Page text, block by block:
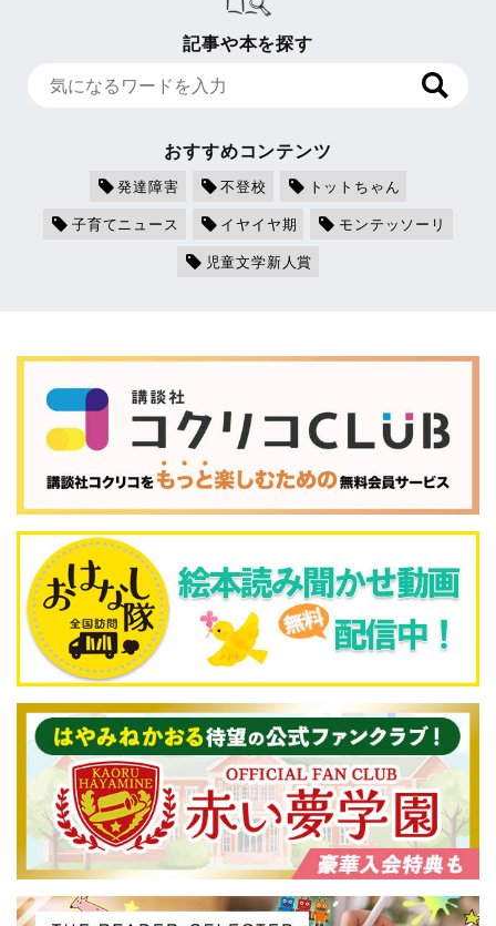
記事や本を探す
おすすめコンテンツ
発達障害 不登校
トットちゃん
子育てニュース
イヤイヤ期
モンテッソーリ
児童文学新人賞